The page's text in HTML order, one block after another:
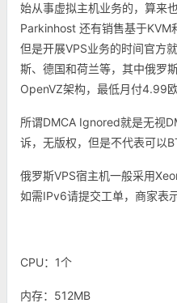
始从事虚拟主机业务的，算来
Parkinhost 还有销售基于KVM
但是开展VPS业务的时间官方
斯、德国和荷兰等，其中俄罗
OpenVZ架构，最低月付4.99欧
所谓DMCA Ignored就是无视
诉，无版权，但是不代表可以
俄罗斯VPS宿主机一般采用
如需IPv6请提交工单，商家表
CPU：1个
内存：512MB